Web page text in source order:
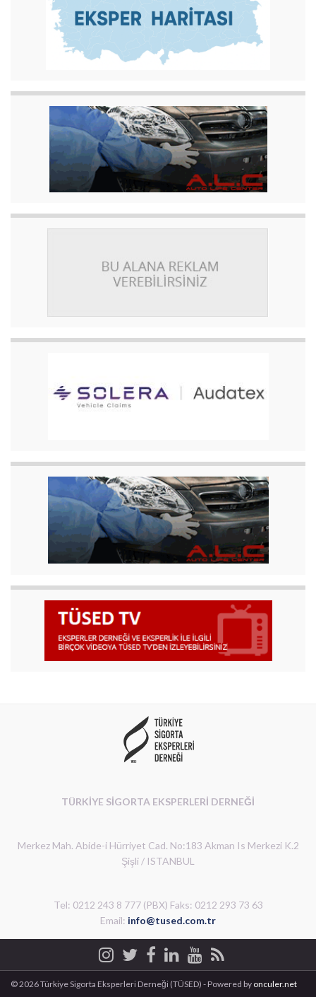
TÜRKİYE SİGORTA EKSPERLERİ DERNEĞİ
Merkez Mah. Abide-i Hürriyet Cad. No:183 Akman Is Merkezi K.2
Şişli / ISTANBUL
Tel: 0212 243 8 777 (PBX) Faks: 0212 293 73 63
Email: info@tused.com.tr
© 2026 Türkiye Sigorta Eksperleri Derneği (TÜSED) - Powered by onculer.net